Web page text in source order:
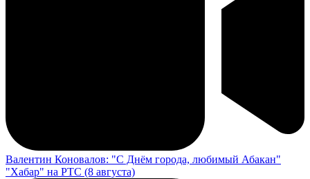
Валентин Коновалов: "С Днём города, любимый Абакан"
"Хабар" на РТС (8 августа)